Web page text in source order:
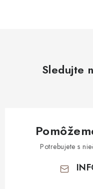
Sledujte
Potrebujete s